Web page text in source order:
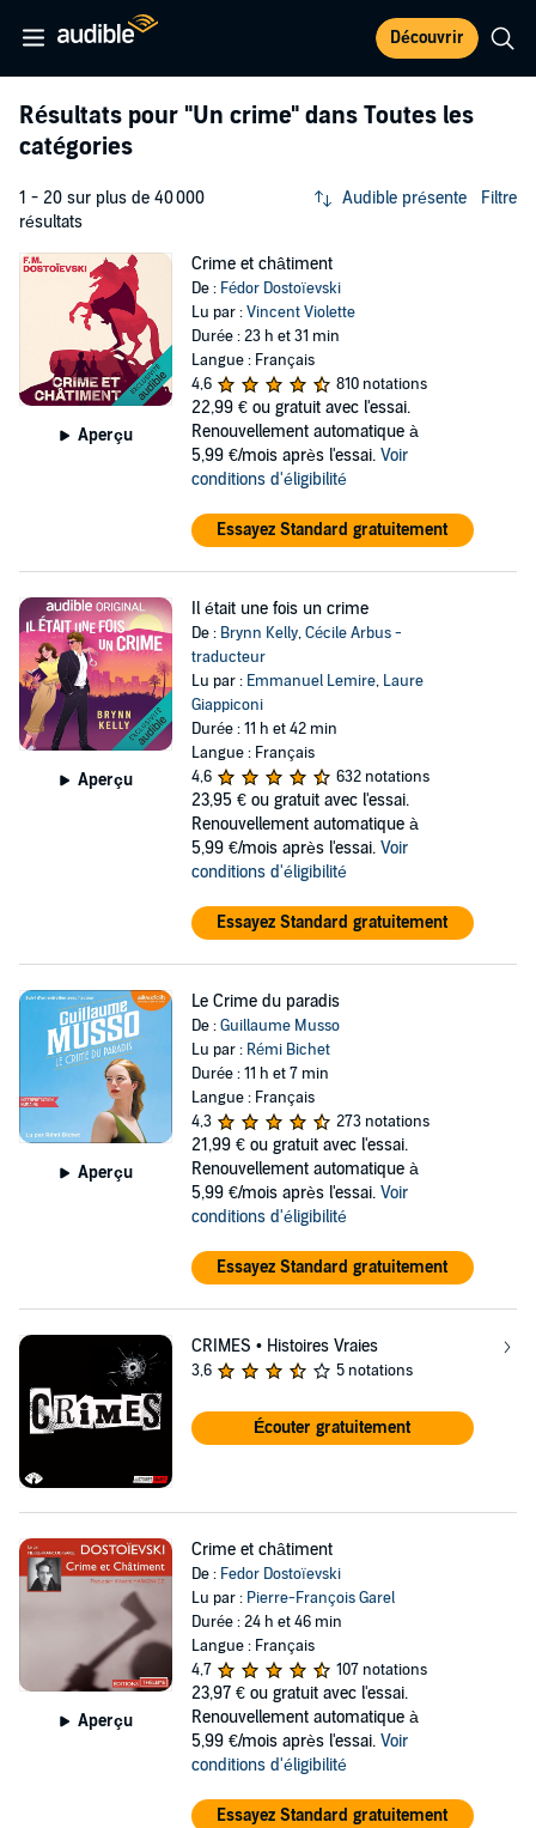
Découvrir
Résultats pour "Un crime" dans Toutes les
catégories
1 - 20 sur plus de 40 000
résultats
Audible présente Filtre
Aperçu
Crime et châtiment
De : Fédor Dostoïevski
Lu par :Vincent Violette
Durée : 23 h et 31 min
Langue : Français
4,6
810 notations
22,99 € ou gratuit avec l'essai.
Renouvellement automatique à
5,99 €/mois après l'essai. Voir
conditions d'éligibilité
Essayez Standard gratuitement
Aperçu
Il était une fois un crime
De : Brynn Kelly,Cécile Arbus -
traducteur
Lu par : Emmanuel Lemire, Laure
Giappiconi
Durée : 11 h et 42 min
Langue : Français
4,6
632 notations
23,95 € ou gratuit avec l'essai.
Renouvellement automatique à
5,99 €/mois après l'essai. Voir
conditions d'éligibilité
Essayez Standard gratuitement
Aperçu
Le Crime du paradis
De :Guillaume Musso
Lu par : Rémi Bichet
Durée : 11 h et 7 min
Langue : Français
4,3
273 notations
21,99 € ou gratuit avec l'essai.
Renouvellement automatique à
5,99 €/mois après l'essai. Voir
conditions d'éligibilité
Essayez Standard gratuitement
CRIMES • Histoires Vraies
3,6 5 notations
Écouter gratuitement
Aperçu
Crime et châtiment
De : Fedor Dostoïevski
Lu par : Pierre-François Garel
Durée : 24 h et 46 min
Langue : Français
4,7
107 notations
23,97 € ou gratuit avec l'essai.
Renouvellement automatique à
5,99 €/mois après l'essai. Voir
conditions d'éligibilité
Essayez Standard gratuitement